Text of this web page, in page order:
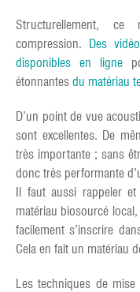
Structurellement,
compression. Des
disponibles en ligne
étonnantes du matériau
D’un point de vue
sont excellentes. De
très importante ; sans
donc très performante
Il faut aussi rappeler
matériau biosourcé
facilement s’inscrire
Cela en fait un matériau
Les techniques de